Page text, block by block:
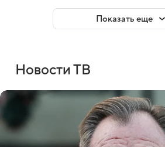
Показать еще
Новости ТВ